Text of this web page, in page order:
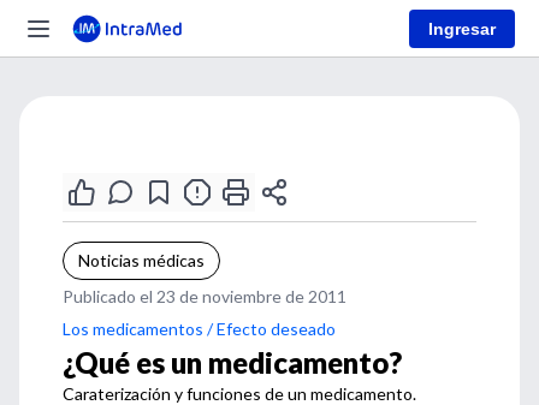
Ingresar
Noticias médicas
Publicado el 23 de noviembre de 2011
Los medicamentos / Efecto deseado
¿Qué es un medicamento?
Caraterización y funciones de un medicamento.